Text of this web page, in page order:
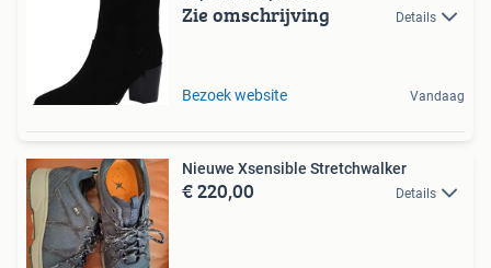
Zie omschrijving Details
Bezoek website Vandaag
Nieuwe Xsensible Stretchwalker
€ 220,00 Details